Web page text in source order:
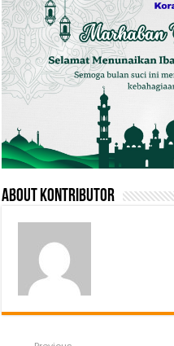
About Kontributor